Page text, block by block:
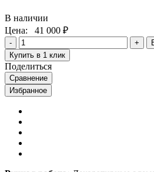
В наличии
Цена:
41 000 ₽
Купить в 1 клик
Поделиться
Сравнение
Избранное